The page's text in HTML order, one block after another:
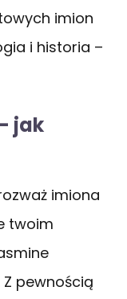
imion
i historia –
jak
imiona
twoim
Z pewnością